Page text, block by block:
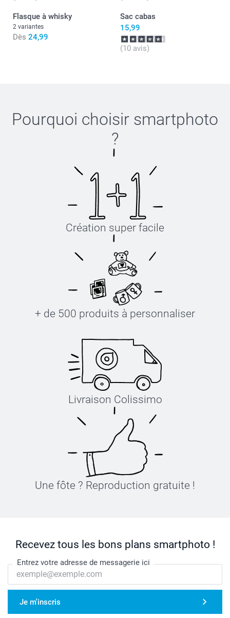
Flasque à whisky
2 variantes
Dès 24,99
Sac cabas
15,99
(10 avis)
Pourquoi choisir smartphoto
?
Création super facile
+ de 500 produits à personnaliser
Livraison Colissimo
Une fôte ? Reproduction gratuite !
Recevez tous les bons plans smartphoto !
Entrez votre adresse de messagerie ici
Je m'inscris